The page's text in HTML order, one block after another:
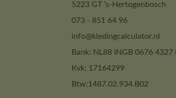
5223 GT ‘s-Hertogenbosch
073 - 851 64 96
info@kledingcalculator.nl
Bank: NL88 INGB 0676 4327
Kvk: 17164299
Btw:1487.02.934.B02